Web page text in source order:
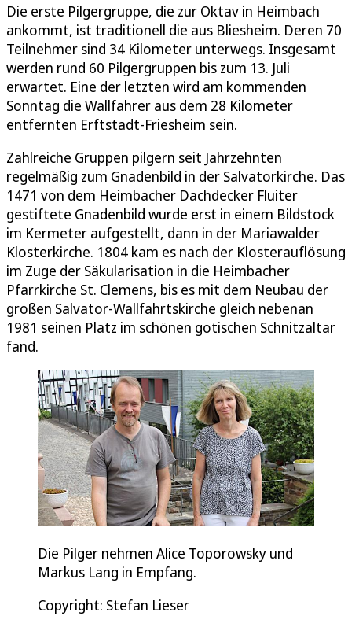
Die erste Pilgergruppe, die zur Oktav in Heimbach
ankommt, ist traditionell die aus Bliesheim. Deren 70
Teilnehmer sind 34 Kilometer unterwegs. Insgesamt
werden rund 60 Pilgergruppen bis zum 13. Juli
erwartet. Eine der letzten wird am kommenden
Sonntag die Wallfahrer aus dem 28 Kilometer
entfernten Erftstadt-Friesheim sein.
Zahlreiche Gruppen pilgern seit Jahrzehnten
regelmäßig zum Gnadenbild in der Salvatorkirche. Das
1471 von dem Heimbacher Dachdecker Fluiter
gestiftete Gnadenbild wurde erst in einem Bildstock
im Kermeter aufgestellt, dann in der Mariawalder
Klosterkirche. 1804 kam es nach der Klosterauflösung
im Zuge der Säkularisation in die Heimbacher
Pfarrkirche St. Clemens, bis es mit dem Neubau der
großen Salvator-Wallfahrtskirche gleich nebenan
1981 seinen Platz im schönen gotischen Schnitzaltar
fand.
Die Pilger nehmen Alice Toporowsky und
Markus Lang in Empfang.
Copyright: Stefan Lieser